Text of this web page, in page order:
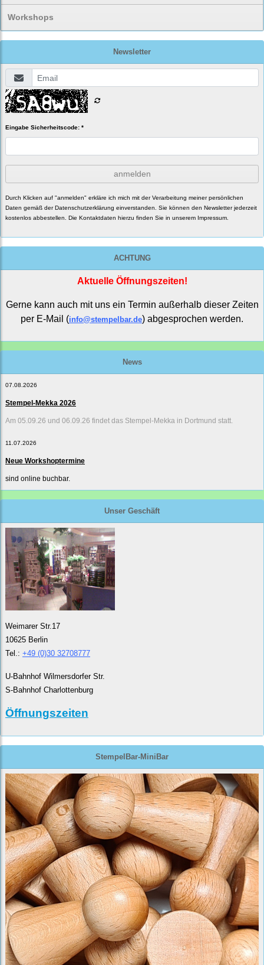
Workshops
Newsletter
Eingabe Sicherheitscode: *
anmelden
Durch Klicken auf "anmelden" erkläre ich mich mit der Verarbeitung meiner persönlichen
Daten gemäß der Datenschutzerklärung einverstanden. Sie können den Newsletter jederzeit
kostenlos abbestellen. Die Kontaktdaten hierzu finden Sie in unserem Impressum.
ACHTUNG
Aktuelle Öffnungszeiten!
Gerne kann auch mit uns ein Termin außerhalb dieser Zeiten
per E-Mail (info@stempelbar.de) abgesprochen werden.
News
07.08.2026
Stempel-Mekka 2026
Am 05.09.26 und 06.09.26 findet das Stempel-Mekka in Dortmund statt.
11.07.2026
Neue Workshoptermine
sind online buchbar.
Unser Geschäft
Weimarer Str.17
10625 Berlin
Tel.: +49 (0)30 32708777
U-Bahnhof Wilmersdorfer Str.
S-Bahnhof Charlottenburg
Öffnungszeiten
StempelBar-MiniBar